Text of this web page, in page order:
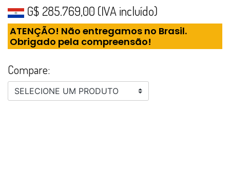
G$ 285.769,00 (IVA incluído)
ATENÇÃO! Não entregamos no Brasil.
Obrigado pela compreensão!
Compare:
SELECIONE UM PRODUTO